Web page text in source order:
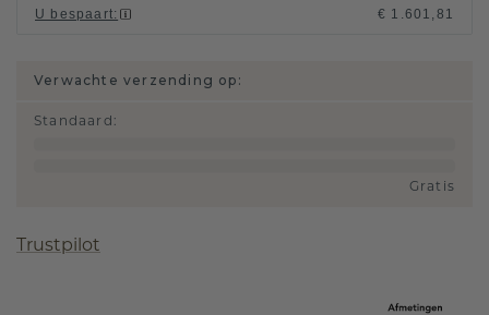
U bespaart: € 1.601,81
Verwachte verzending op:
Standaard :
Gratis
Trustpilot